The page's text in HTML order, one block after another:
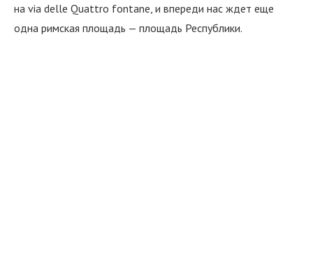
на via delle Quattro fontane, и впереди нас ждет еще
одна римская площадь — площадь Республики.